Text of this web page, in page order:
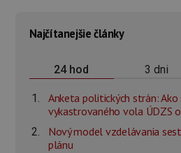
Najčítanejšie články
24 hod 3 dni
Anketa politických strán: Ako
vykastrovaného vola ÚDZS
Nový model vzdelávania
plánu